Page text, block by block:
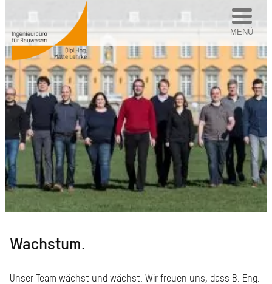
Wachstum.
Unser Team wächst und wächst. Wir freuen uns, dass B. Eng.
MENÜ